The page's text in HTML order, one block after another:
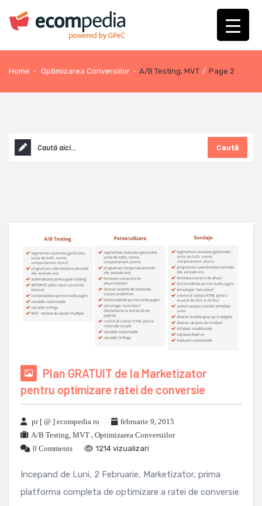
Home - Optimizarea Conversiilor - A/B Testing, MVT / Page 2
Caută
Plan GRATUIT de la Marketizator
pentru optimizare ratei de conversie
pr [ @ ] ecompedia ro
februarie 9, 2015
A/B Testing, MVT , Optimizarea Conversiilor
0 Comments
1214 vizualizari
Incepand de Luni, 2 Februarie, Marketizator, prima
platforma completa de optimizare a ratei de conversie